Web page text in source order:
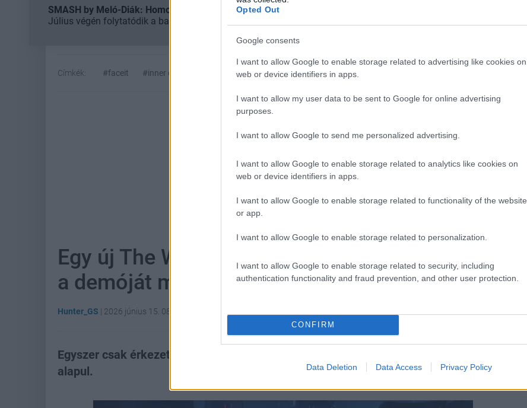
Opted Out
Google consents
I want to allow Google to enable storage related to advertising like cookies on
web or device identifiers in apps.
I want to allow my user data to be sent to Google for online advertising
purposes.
I want to allow Google to send me personalized advertising.
I want to allow Google to enable storage related to analytics like cookies on
web or device identifiers in apps.
I want to allow Google to enable storage related to functionality of the website
or app.
I want to allow Google to enable storage related to personalization.
I want to allow Google to enable storage related to security, including
authentication functionality and fraud prevention, and other user protection.
CONFIRM
Data Deletion Data Access Privacy Policy
SMASH by Meló-Diák: Homok, zene és a nyár legjobb hangulata – Jön a második forduló! (X)
Július végén folytatódik a balatoni strandröplabda-sorozat.
Címkék: #faceit #inner circle
Hozzászólások
Egy új The Walking Dead játék érkezik, aminek
a demóját már most letölthetitek
Hunter_GS | 2026 június 15. 08:04
Egyszer csak érkezett egy meglepetés projekt, ami az AMC zombis sorozatát veszi
alapul.